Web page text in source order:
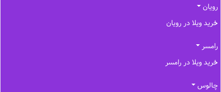
رویان
خرید ویلا در رویان
رامسر
خرید ویلا در رامسر
چالوس